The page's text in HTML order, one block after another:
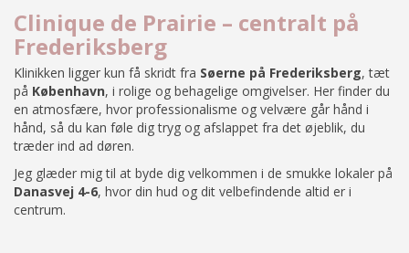
Clinique de Prairie – centralt på
Frederiksberg
Klinikken ligger kun få skridt fra Søerne på Frederiksberg, tæt
på København, i rolige og behagelige omgivelser. Her finder du
en atmosfære, hvor professionalisme og velvære går hånd i
hånd, så du kan føle dig tryg og afslappet fra det øjeblik, du
træder ind ad døren.
Jeg glæder mig til at byde dig velkommen i de smukke lokaler på
Danasvej 4-6, hvor din hud og dit velbefindende altid er i
centrum.